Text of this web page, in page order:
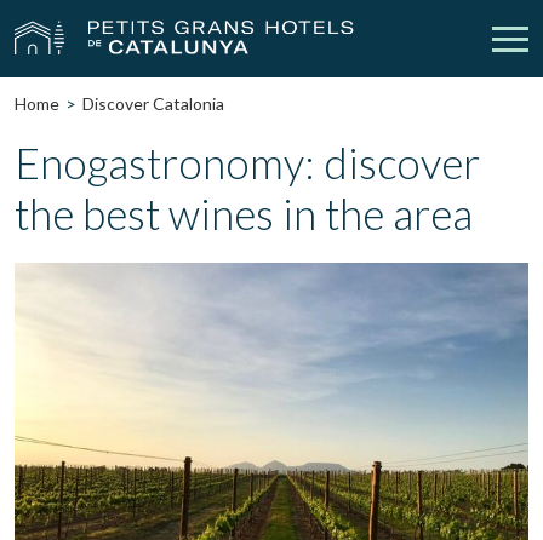
Weddings Meetings
Gift Voucher Discover Catalonia
Home Discover Catalonia
Enogastronomy: discover
the best wines in the area